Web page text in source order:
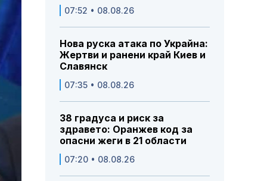
07:52 • 08.08.26
Нова руска атака по Украйна:
Жертви и ранени край Киев и
Славянск
07:35 • 08.08.26
38 градуса и риск за
здравето: Оранжев код за
опасни жеги в 21 области
07:20 • 08.08.26